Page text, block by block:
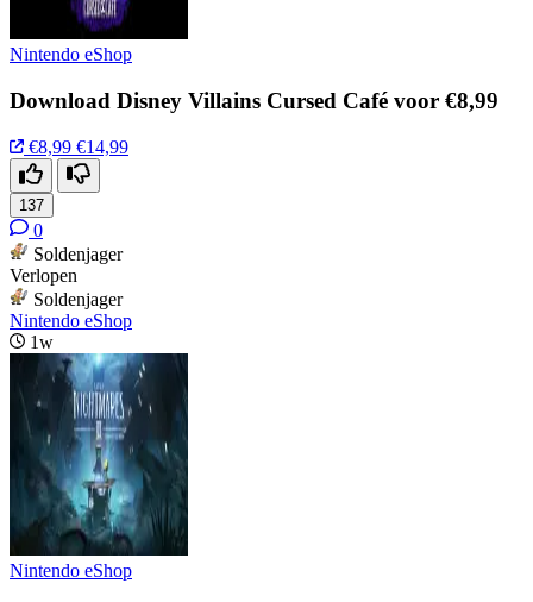
Nintendo eShop
Download Disney Villains Cursed Café voor €8,99
€8,99 €14,99
137
0
Soldenjager
Verlopen
Soldenjager
Nintendo eShop
1w
Nintendo eShop